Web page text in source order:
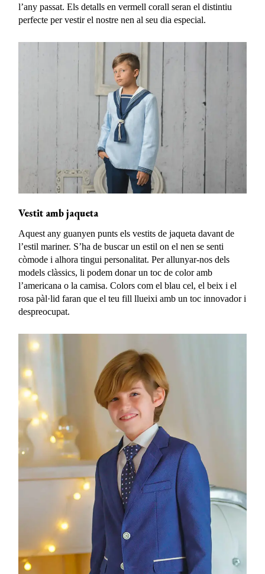
l’any passat. Els detalls en vermell corall seran el distintiu
perfecte per vestir el nostre nen al seu dia especial.
Vestit amb jaqueta
Aquest any guanyen punts els vestits de jaqueta davant de
l’estil mariner. S’ha de buscar un estil on el nen se senti
còmode i alhora tingui personalitat. Per allunyar-nos dels
models clàssics, li podem donar un toc de color amb
l’americana o la camisa. Colors com el blau cel, el beix i el
rosa pàl·lid faran que el teu fill llueixi amb un toc innovador i
despreocupat.